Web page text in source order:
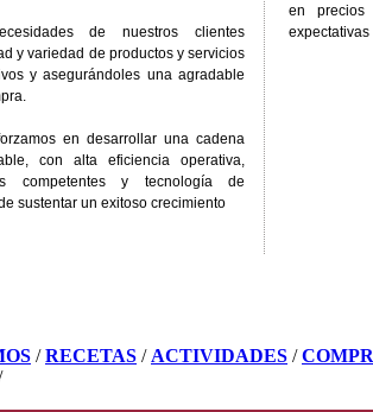
de nuestros clientes
y variedad de productos y servicios
y asegurándoles una agradable
en desarrollar una cadena
con alta eficiencia operativa,
competentes y tecnología de
sustentar un exitoso crecimiento
en
/RECETAS / ACTIVIDADES /